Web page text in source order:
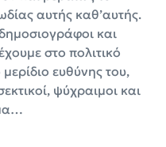
αυτής καθ’αυτής.
και
στο πολιτικό
ευθύνης του,
ψύχραιμοι και